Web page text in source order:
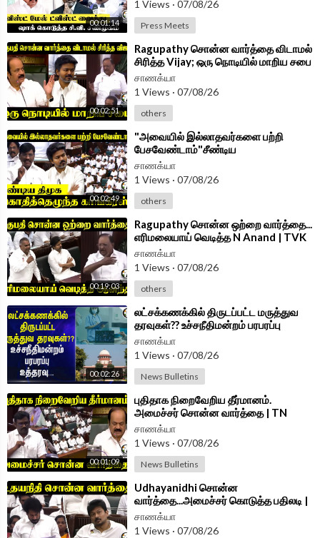
chanakyaa_tv/?hl=en
Android App -https://play.google.com/store/....apps/details?id=
com.
00:01:14
1 Views · 07/08/26
Press Meets
00:02:51
⁣Ragupathy சொன்ன வார்த்தை விடாமல்
சிரித்த Vijay; ஒரு நொடியில் மாறிய சபை
| TN Assembly 2026
சாணக்யா
1 Views · 07/08/26
others
00:02:49
⁣"அவையில் இல்லாதவர்களை பற்றி
பேசவேண்டாம்"சீண்டிய
DMK;கொதித்தெழுந்த Congress | TN
Assembly 2026
சாணக்யா
1 Views · 07/08/26
others
00:19:03
⁣Ragupathy சொன்ன ஒற்றை வார்த்தை...
எரிமலையாய் வெடித்த N Anand | TVK
Govt | DMK | Assembly 2026
சாணக்யா
1 Views · 07/08/26
others
00:02:26
⁣லட்சக்கணக்கில் திருடப்பட்ட மருத்துவ
தரவுகள்?? உச்சநீதிமன்றம் பரபரப்பு
உத்தரவு... | Vitraya
சாணக்யா
1 Views · 07/08/26
News Bulletins
00:01:09
⁣புதிதாக நிறைவேறிய தீர்மானம்.
அமைச்சர் சொன்ன வார்த்தை | TN
Assembly 2026 | DMK | TVK
சாணக்யா
1 Views · 07/08/26
News Bulletins
⁣Udhayanidhi சொன்ன
வார்த்தை...அமைச்சர் கொடுத்த பதிலடி |
Minister Vinoth Speech TN
Assembly 2026
சாணக்யா
1 Views · 07/08/26